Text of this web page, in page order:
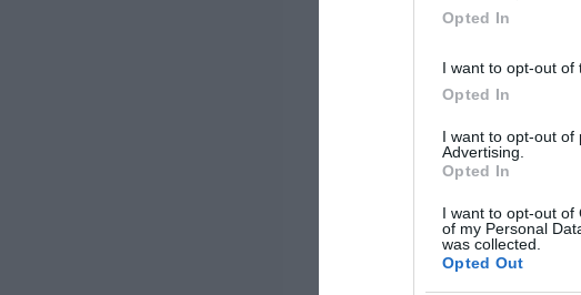
Opted In
I want to opt-out of
Opted In
I want to opt-out of
Advertising.
Opted In
I want to opt-out of
of my Personal
was collected.
Opted Out